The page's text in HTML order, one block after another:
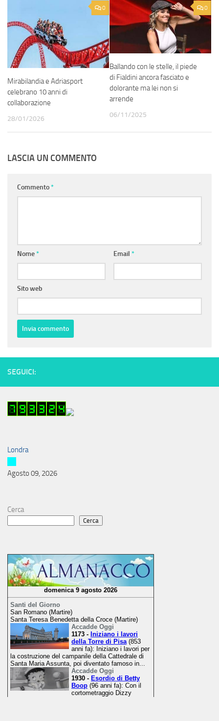
0
Mirabilandia e Adriasport
celebrano 10 anni di
collaborazione
28/01/2026
0
Ballando con le stelle, il piede
di Fialdini ancora fasciato e
dolorante ma lei non si
arrende
06/11/2025
LASCIA UN COMMENTO
Commento*
Nome* Email *
Sito web
SEGUICI:
Londra
Agosto 09, 2026
Cerca
Cerca